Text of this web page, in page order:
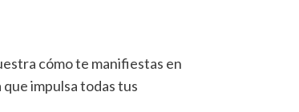
cómo te manifiestas en
impulsa todas tus